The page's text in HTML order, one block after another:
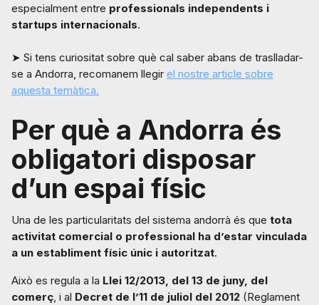
especialment entre professionals independents i
startups internacionals.
➤ Si tens curiositat sobre què cal saber abans de traslladar-
se a Andorra, recomanem llegir el nostre article sobre
aquesta temàtica.
Per què a Andorra és
obligatori disposar
d’un espai físic
Una de les particularitats del sistema andorrà és que tota
activitat comercial o professional ha d’estar vinculada
a un establiment físic únic i autoritzat.
Això es regula a la Llei 12/2013, del 13 de juny, del
comerç, i al Decret de l’11 de juliol del 2012 (Reglament